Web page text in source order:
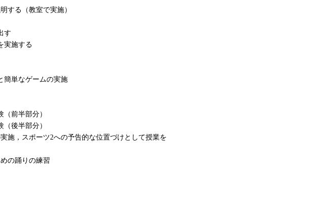
する（教室で実施）
す
実施する
簡単なゲームの実施
前半部分）
後半部分）
施，スポーツ2への予告的な位置づけとして授業を
の踊りの練習